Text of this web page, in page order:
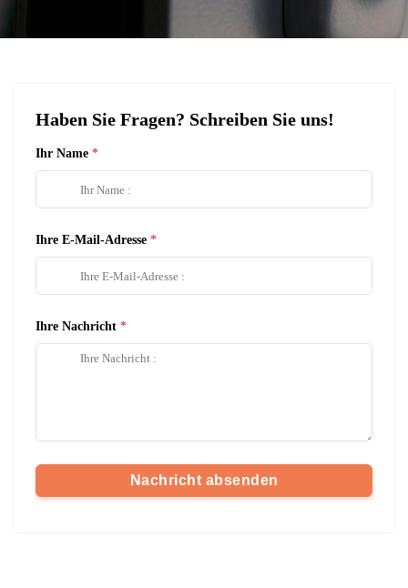
Haben Sie Fragen? Schreiben Sie uns!
Ihr Name
Ihre E-Mail-Adresse
Ihre Nachricht
Nachricht absenden